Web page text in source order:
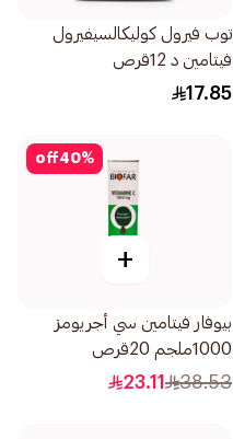
توب فيرول كوليكالسيفيرول
فيتامين د 12قرص
17.85
40%
off
+
بيوفار فيتامين سي أجريومز
1000ملجم 20قرص
38.53
23.11